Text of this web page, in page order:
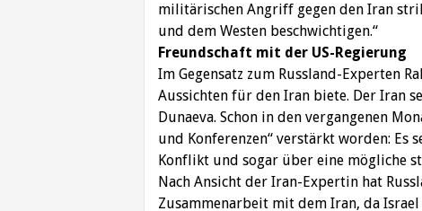
militärischen Angriff gegen den Iran
und dem Westen beschwichtigen.“
Freundschaft mit der US-Regierung
Im Gegensatz zum Russland-Experten
Aussichten für den Iran biete. Der Iran
Dunaeva. Schon in den vergangenen
und Konferenzen“ verstärkt worden: Es
Konflikt und sogar über eine mögliche
Nach Ansicht der Iran-Expertin hat
Zusammenarbeit mit dem Iran, da